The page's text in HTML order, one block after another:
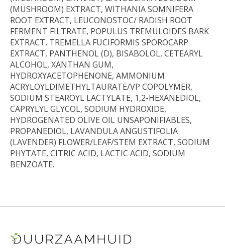
(MUSHROOM) EXTRACT, WITHANIA SOMNIFERA
ROOT EXTRACT, LEUCONOSTOC/ RADISH ROOT
FERMENT FILTRATE, POPULUS TREMULOIDES BARK
EXTRACT, TREMELLA FUCIFORMIS SPOROCARP
EXTRACT, PANTHENOL (D), BISABOLOL, CETEARYL
ALCOHOL, XANTHAN GUM,
HYDROXYACETOPHENONE, AMMONIUM
ACRYLOYLDIMETHYLTAURATE/VP COPOLYMER,
SODIUM STEAROYL LACTYLATE, 1,2-HEXANEDIOL,
CAPRYLYL GLYCOL, SODIUM HYDROXIDE,
HYDROGENATED OLIVE OIL UNSAPONIFIABLES,
PROPANEDIOL, LAVANDULA ANGUSTIFOLIA
(LAVENDER) FLOWER/LEAF/STEM EXTRACT, SODIUM
PHYTATE, CITRIC ACID, LACTIC ACID, SODIUM
BENZOATE.